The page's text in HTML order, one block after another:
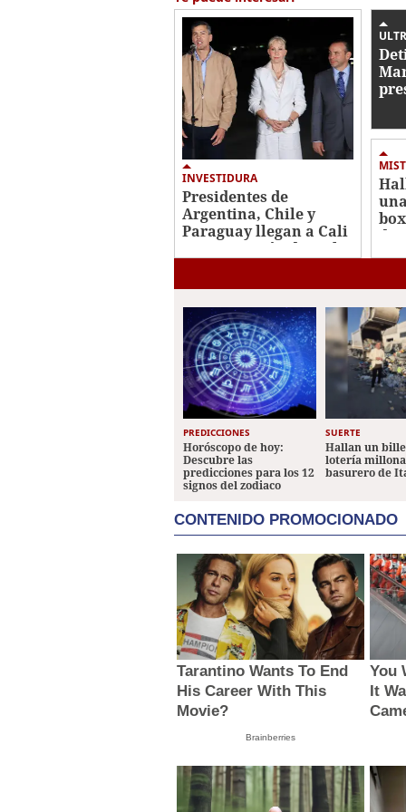
minutes,
13
seconds
Volume
0%
INVESTIDURA
Presidentes de
Argentina, Chile y
Paraguay llegan a Cali
para posesión de De la
de
PREDICCIONES
Horóscopo de hoy:
Descubre las
predicciones para los 12
signos del zodiaco
SUERTE
Hallan un
lotería
basurero de
CONTENIDO PROMOCIONADO
Tarantino Wants To End
His Career With This
Movie?
Brainberries
You
It